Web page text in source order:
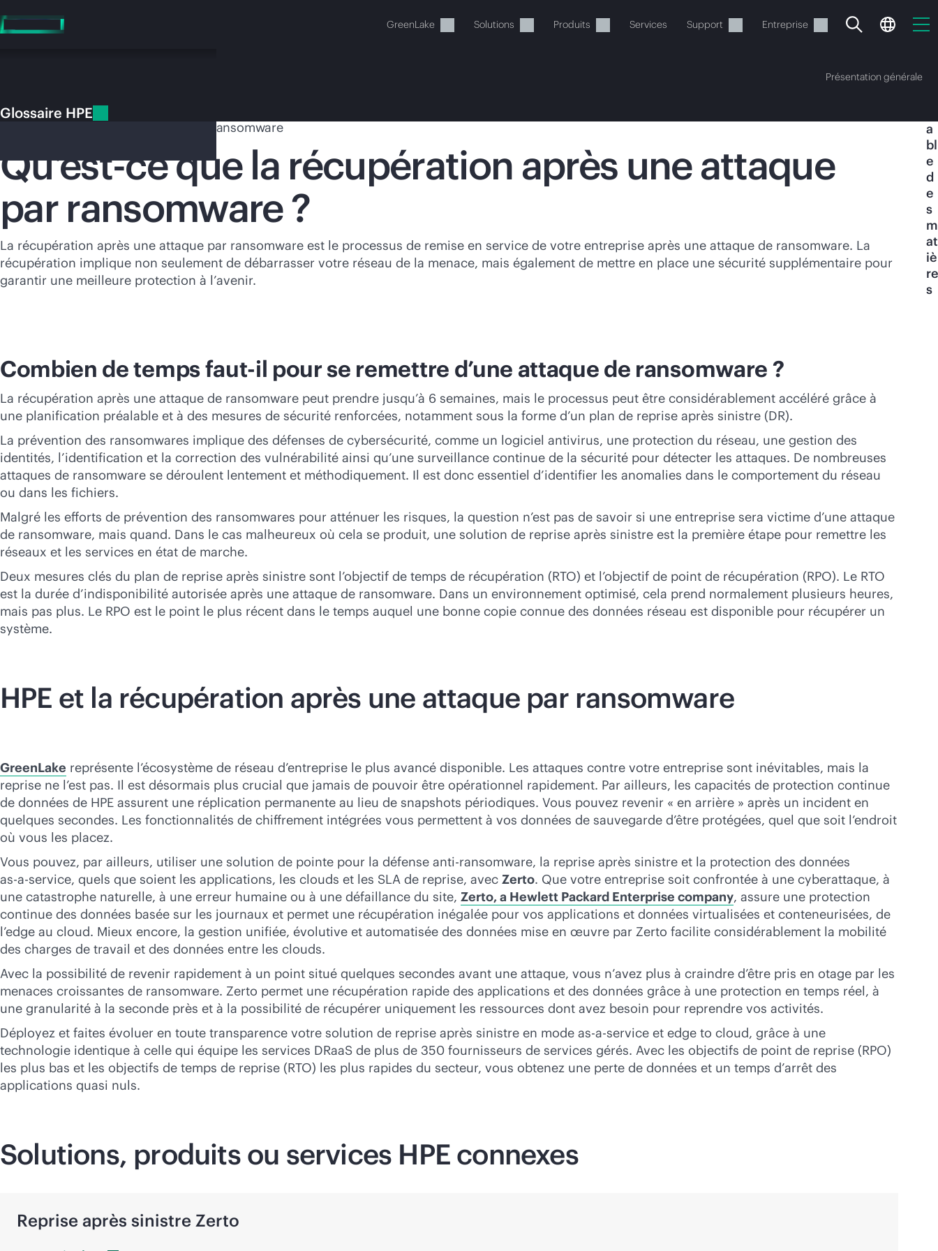
au
contenu
GreenLake Solutions Produits Services Support Entreprise
Votre panier est actuellement vide
Présentation générale
Glossaire HPE
Récupération après une attaque par ransomware
Qu’est-ce que la récupération après une attaque
par ransomware ?
La récupération après une attaque par ransomware est le processus de remise en service de votre entreprise après une attaque de ransomware. La
récupération implique non seulement de débarrasser votre réseau de la menace, mais également de mettre en place une sécurité supplémentaire pour
garantir une meilleure protection à l’avenir.
a
bl
e
d
e
s
m
at
iè
re
s
Combien de temps faut-il pour se remettre d’une attaque de ransomware ?
La récupération après une attaque de ransomware peut prendre jusqu’à 6 semaines, mais le processus peut être considérablement accéléré grâce à
une planification préalable et à des mesures de sécurité renforcées, notamment sous la forme d’un plan de reprise après sinistre (DR).
La prévention des ransomwares implique des défenses de cybersécurité, comme un logiciel antivirus, une protection du réseau, une gestion des
identités, l’identification et la correction des vulnérabilité ainsi qu’une surveillance continue de la sécurité pour détecter les attaques. De nombreuses
attaques de ransomware se déroulent lentement et méthodiquement. Il est donc essentiel d’identifier les anomalies dans le comportement du réseau
ou dans les fichiers.
Malgré les efforts de prévention des ransomwares pour atténuer les risques, la question n’est pas de savoir si une entreprise sera victime d’une attaque
de ransomware, mais quand. Dans le cas malheureux où cela se produit, une solution de reprise après sinistre est la première étape pour remettre les
réseaux et les services en état de marche.
Deux mesures clés du plan de reprise après sinistre sont l’objectif de temps de récupération (RTO) et l’objectif de point de récupération (RPO). Le RTO
est la durée d’indisponibilité autorisée après une attaque de ransomware. Dans un environnement optimisé, cela prend normalement plusieurs heures,
mais pas plus. Le RPO est le point le plus récent dans le temps auquel une bonne copie connue des données réseau est disponible pour récupérer un
système.
HPE et la récupération après une attaque par ransomware
GreenLake représente l’écosystème de réseau d’entreprise le plus avancé disponible. Les attaques contre votre entreprise sont inévitables, mais la
reprise ne l’est pas. Il est désormais plus crucial que jamais de pouvoir être opérationnel rapidement. Par ailleurs, les capacités de protection continue
de données de HPE assurent une réplication permanente au lieu de snapshots périodiques. Vous pouvez revenir « en arrière » après un incident en
quelques secondes. Les fonctionnalités de chiffrement intégrées vous permettent à vos données de sauvegarde d’être protégées, quel que soit l’endroit
où vous les placez.
Vous pouvez, par ailleurs, utiliser une solution de pointe pour la défense anti-ransomware, la reprise après sinistre et la protection des données
as-a-service, quels que soient les applications, les clouds et les SLA de reprise, avec Zerto. Que votre entreprise soit confrontée à une cyberattaque, à
une catastrophe naturelle, à une erreur humaine ou à une défaillance du site, Zerto, a Hewlett Packard Enterprise company, assure une protection
continue des données basée sur les journaux et permet une récupération inégalée pour vos applications et données virtualisées et conteneurisées, de
l’edge au cloud. Mieux encore, la gestion unifiée, évolutive et automatisée des données mise en œuvre par Zerto facilite considérablement la mobilité
des charges de travail et des données entre les clouds.
Avec la possibilité de revenir rapidement à un point situé quelques secondes avant une attaque, vous n’avez plus à craindre d’être pris en otage par les
menaces croissantes de ransomware. Zerto permet une récupération rapide des applications et des données grâce à une protection en temps réel, à
une granularité à la seconde près et à la possibilité de récupérer uniquement les ressources dont avez besoin pour reprendre vos activités.
Déployez et faites évoluer en toute transparence votre solution de reprise après sinistre en mode as-a-service et edge to cloud, grâce à une
technologie identique à celle qui équipe les services DRaaS de plus de 350 fournisseurs de services gérés. Avec les objectifs de point de reprise (RPO)
les plus bas et les objectifs de temps de reprise (RTO) les plus rapides du secteur, vous obtenez une perte de données et un temps d’arrêt des
applications quasi nuls.
Solutions, produits ou services HPE connexes
Reprise après sinistre Zerto